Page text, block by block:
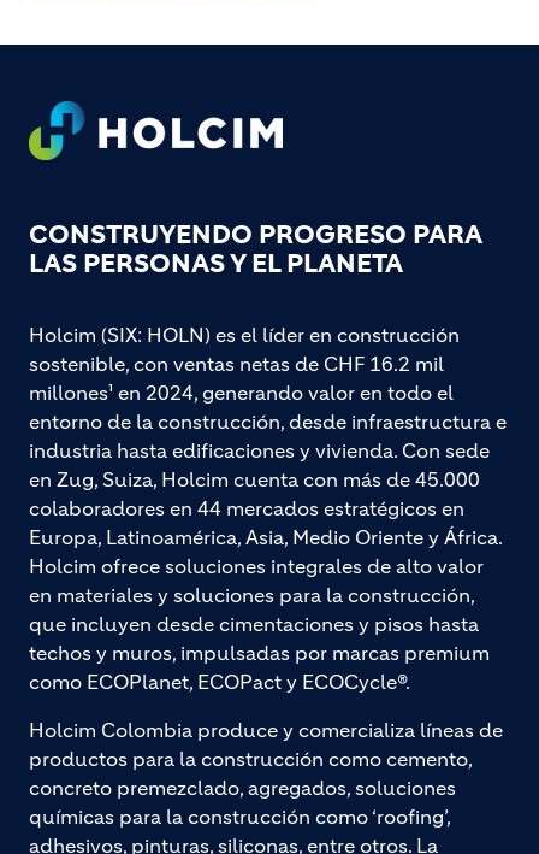
Footer
CONSTRUYENDO PROGRESO PARA
LAS PERSONAS Y EL PLANETA
Holcim (SIX: HOLN) es el líder en construcción
sostenible, con ventas netas de CHF 16.2 mil
millones¹ en 2024, generando valor en todo el
entorno de la construcción, desde infraestructura e
industria hasta edificaciones y vivienda. Con sede
en Zug, Suiza, Holcim cuenta con más de 45.000
colaboradores en 44 mercados estratégicos en
Europa, Latinoamérica, Asia, Medio Oriente y África.
Holcim ofrece soluciones integrales de alto valor
en materiales y soluciones para la construcción,
que incluyen desde cimentaciones y pisos hasta
techos y muros, impulsadas por marcas premium
como ECOPlanet, ECOPact y ECOCycle®.
Holcim Colombia produce y comercializa líneas de
productos para la construcción como cemento,
concreto premezclado, agregados, soluciones
químicas para la construcción como ‘roofing’,
adhesivos, pinturas, siliconas, entre otros. La